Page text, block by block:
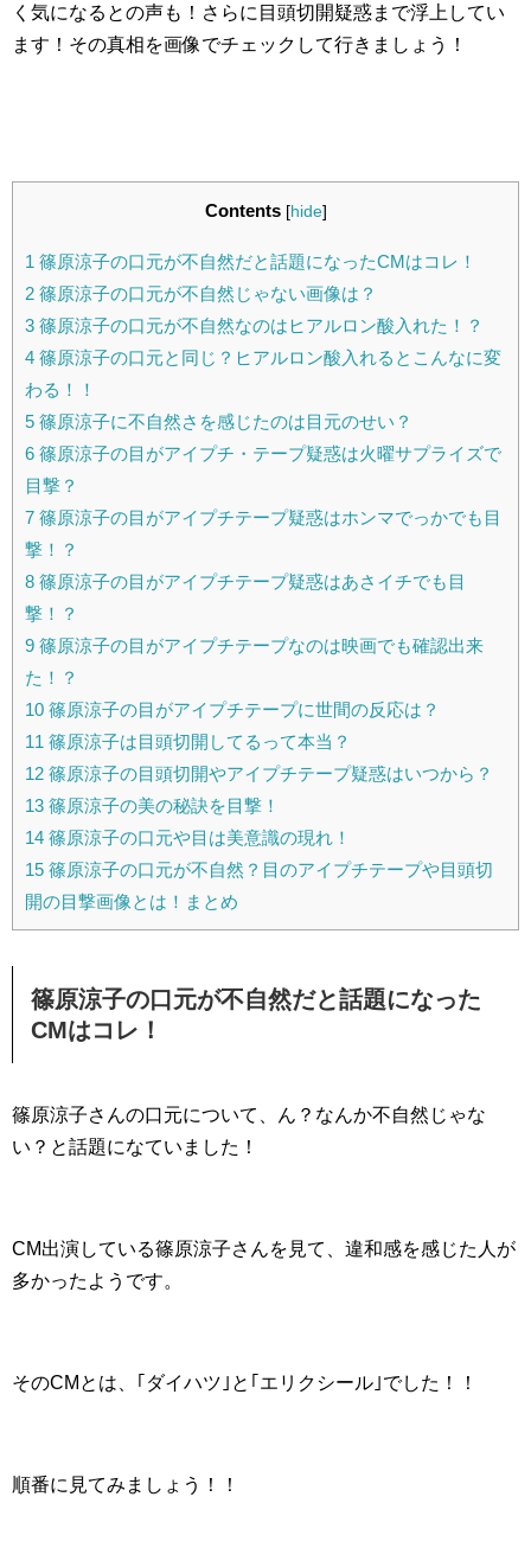
く気になるとの声も！さらに目頭切開疑惑まで浮上してい
ます！その真相を画像でチェックして行きましょう！
Contents [hide]
1 篠原涼子の口元が不自然だと話題になったCMはコレ！
2 篠原涼子の口元が不自然じゃない画像は？
3 篠原涼子の口元が不自然なのはヒアルロン酸入れた！？
4 篠原涼子の口元と同じ？ヒアルロン酸入れるとこんなに変
わる！！
5 篠原涼子に不自然さを感じたのは目元のせい？
6 篠原涼子の目がアイプチ・テープ疑惑は火曜サプライズで
目撃？
7 篠原涼子の目がアイプチテープ疑惑はホンマでっかでも目
撃！？
8 篠原涼子の目がアイプチテープ疑惑はあさイチでも目
撃！？
9 篠原涼子の目がアイプチテープなのは映画でも確認出来
た！？
10 篠原涼子の目がアイプチテープに世間の反応は？
11 篠原涼子は目頭切開してるって本当？
12 篠原涼子の目頭切開やアイプチテープ疑惑はいつから？
13 篠原涼子の美の秘訣を目撃！
14 篠原涼子の口元や目は美意識の現れ！
15 篠原涼子の口元が不自然？目のアイプチテープや目頭切
開の目撃画像とは！まとめ
篠原涼子の口元が不自然だと話題になった
CMはコレ！
篠原涼子さんの口元について、ん？なんか不自然じゃな
い？と話題になていました！
CM出演している篠原涼子さんを見て、違和感を感じた人が
多かったようです。
そのCMとは、｢ダイハツ｣と｢エリクシール｣でした！！
順番に見てみましょう！！